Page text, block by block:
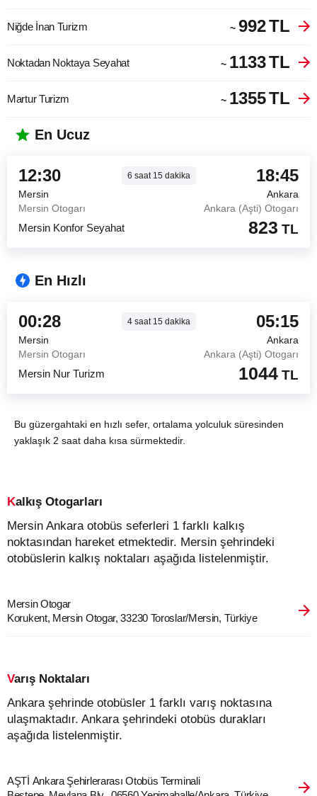
Niğde İnan Turizm ~ 992TL
Noktadan Noktaya Seyahat ~ 1133TL
Martur Turizm ~ 1355TL
En Ucuz
12:30 6 saat15dakika 18:45
Mersin
Ankara
Mersin Otogarı
Ankara (Aşti) Otogarı
Mersin Konfor Seyahat 823 TL
En Hızlı
00:28 4saat15dakika 05:15
Mersin
Ankara
Mersin Otogarı
Ankara (Aşti) Otogarı
Mersin Nur Turizm 1044 TL
Bu güzergahtaki en hızlı sefer, ortalama yolculuk süresinden
yaklaşık 2 saat daha kısa sürmektedir.
Kalkış Otogarları
Mersin Ankara otobüs seferleri 1 farklı kalkış
noktasından hareket etmektedir. Mersin şehrindeki
otobüslerin kalkış noktaları aşağıda listelenmiştir.
Mersin Otogar
Korukent, Mersin Otogar, 33230 Toroslar/Mersin, Türkiye
Varış Noktaları
Ankara şehrinde otobüsler 1 farklı varış noktasına
ulaşmaktadır. Ankara şehrindeki otobüs durakları
aşağıda listelenmiştir.
AŞTİ Ankara Şehirlerarası Otobüs Terminali